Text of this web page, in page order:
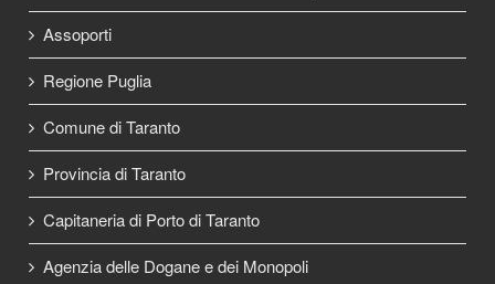
Assoporti
Regione Puglia
Comune di Taranto
Provincia di Taranto
Capitaneria di Porto di Taranto
Agenzia delle Dogane e dei Monopoli